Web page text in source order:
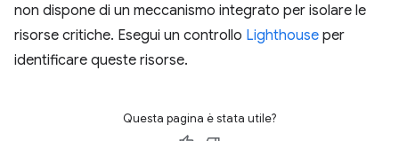
non dispone di un meccanismo integrato per isolare le
risorse critiche. Esegui un controllo Lighthouse per
identificare queste risorse.
Questa pagina è stata utile?